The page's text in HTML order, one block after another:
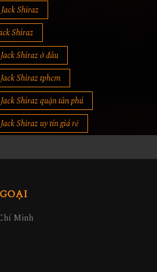
Shiraz
Shiraz
Shiraz ở đâu
Shiraz tphcm
Shiraz quận tân phú
Shiraz uy tín giá rẻ
Minh